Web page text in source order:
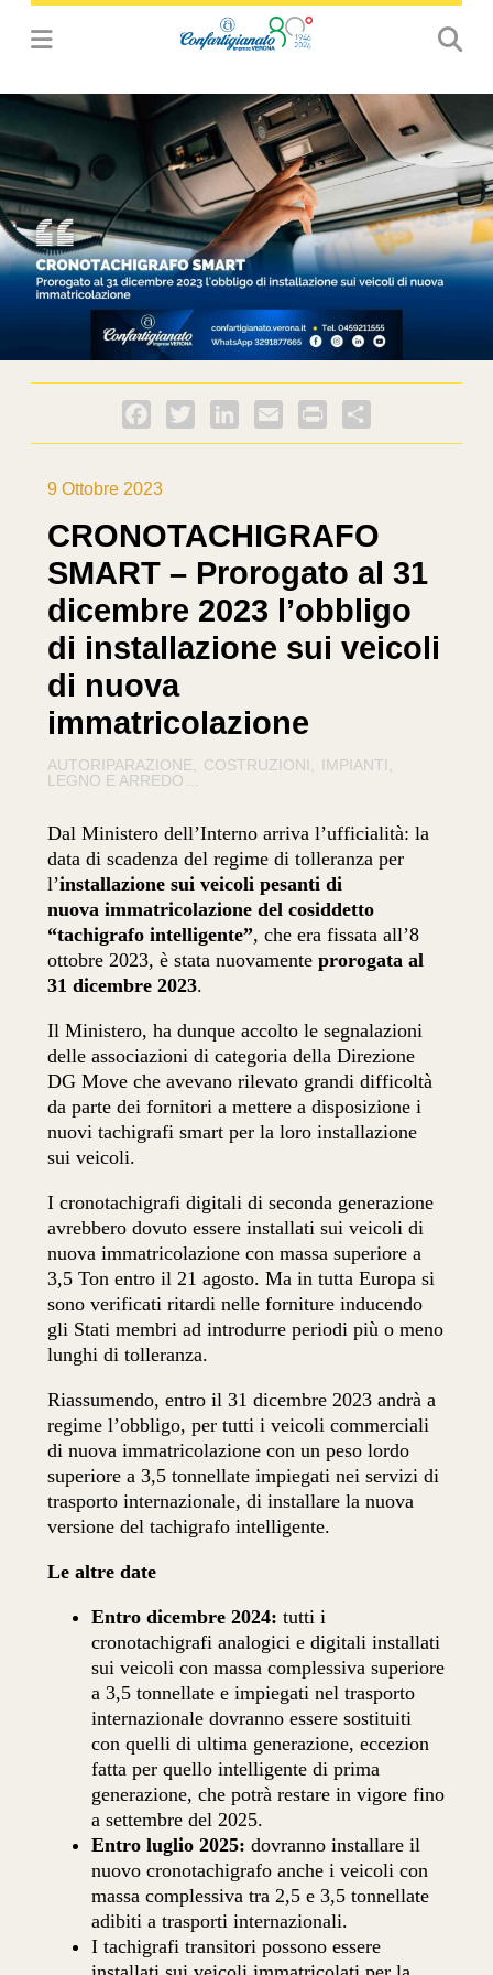
Facebook
Twitter LinkedInEmail PrintFriendly
9 Ottobre 2023
CRONOTACHIGRAFO
SMART – Prorogato al 31
dicembre 2023 l’obbligo
di installazione sui veicoli
di nuova
immatricolazione
AUTORIPARAZIONE COSTRUZIONI
IMPIANTI
LEGNO E ARREDO ...
Dal Ministero dell’Interno arriva l’ufficialità: la
data di scadenza del regime di tolleranza per
l’installazione sui veicoli pesanti di
nuova immatricolazione del cosiddetto
“tachigrafo intelligente”, che era fissata all’8
ottobre 2023, è stata nuovamenteprorogata al
31 dicembre 2023.
Il Ministero, ha dunque accolto le segnalazioni
delle associazioni di categoria della Direzione
DG Move che avevano rilevato grandi difficoltà
da parte dei fornitori a mettere a disposizione i
nuovi tachigrafi smart per la loro installazione
sui veicoli.
I cronotachigrafi digitali di seconda generazione
avrebbero dovuto essere installati sui veicoli di
nuova immatricolazione con massa superiore a
3,5 Ton entro il 21 agosto. Ma in tutta Europa si
sono verificati ritardi nelle forniture inducendo
gli Stati membri ad introdurre periodi più o meno
lunghi di tolleranza.
Riassumendo, entro il 31 dicembre 2023 andrà a
regime l’obbligo, per tutti i veicoli commerciali
di nuova immatricolazione con un peso lordo
superiore a 3,5 tonnellate impiegati nei servizi di
trasporto internazionale, di installare la nuova
versione del tachigrafo intelligente.
Le altre date
Entro dicembre 2024: tutti i
cronotachigrafi analogici e digitali installati
sui veicoli con massa complessiva superiore
a 3,5 tonnellate e impiegati nel trasporto
internazionale dovranno essere sostituiti
con quelli di ultima generazione, eccezion
fatta per quello intelligente di prima
generazione, che potrà restare in vigore fino
a settembre del 2025.
Entro luglio 2025: dovranno installare il
nuovo cronotachigrafo anche i veicoli con
massa complessiva tra 2,5 e 3,5 tonnellate
adibiti a trasporti internazionali.
I tachigrafi transitori possono essere